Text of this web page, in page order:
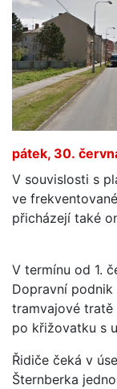
pátek, 30.
V souvislosti s
ve
přicházejí také
V termínu od 1.
Dopravní
tramvajové tratě
po křižovatku s
Řidiče čeká v
Šternberka